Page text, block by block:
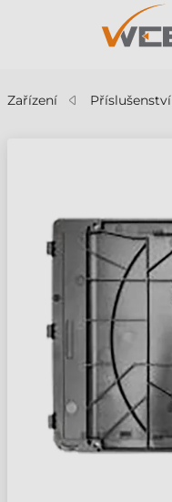
Zařízení Příslušenství